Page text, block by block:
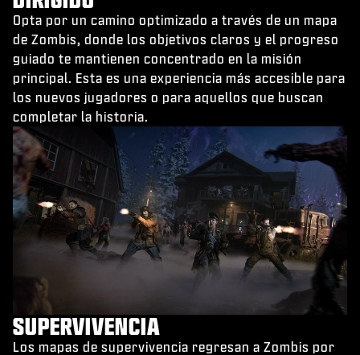
Opta por un camino optimizado a través de un mapa
de Zombis, donde los objetivos claros y el progreso
guiado te mantienen concentrado en la misión
principal. Esta es una experiencia más accesible para
los nuevos jugadores o para aquellos que buscan
completar la historia.
SUPERVIVENCIA
Los mapas de supervivencia regresan a Zombis por